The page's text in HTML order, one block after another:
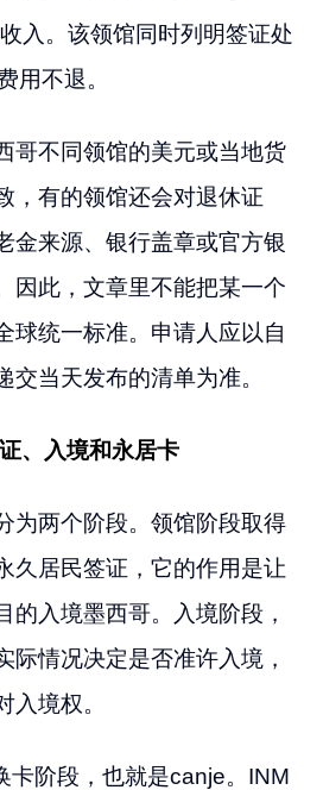
入。该领馆同时列明签证处
用不退。
哥不同领馆的美元或当地货
，有的领馆还会对退休证
金来源、银行盖章或官方银
因此，文章里不能把某一个
球统一标准。申请人应以自
交当天发布的清单为准。
、入境和永居卡
为两个阶段。领馆阶段取得
久居民签证，它的作用是让
的入境墨西哥。入境阶段，
际情况决定是否准许入境，
入境权。
卡阶段，也就是canje。INM